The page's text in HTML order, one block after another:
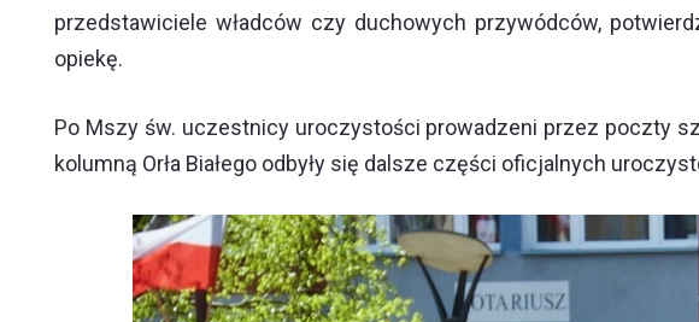
przedstawiciele władców czy duchowych przywódców,
opiekę.
Po Mszy św. uczestnicy uroczystości prowadzeni przez poczty
kolumną Orła Białego odbyły się dalsze części oficjalnych